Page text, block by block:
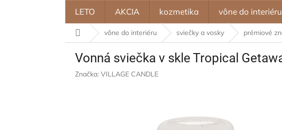
LETO AKCIA kozmetika vône do interiéru
Domovvône do interiéru sviečky a vosky prémiové
Vonná sviečka v skle Tropical
Značka:VILLAGE CANDLE